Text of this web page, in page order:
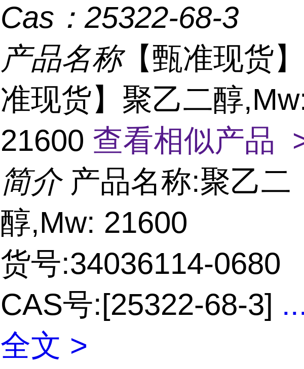
Cas： 25322-68-3
产品名称【甄准现货
准现货】聚乙二醇
21600 查看相似产品
简介 产品名称:聚乙二
醇,Mw: 21600
货号:34036114-0680
CAS号:[25322-68-3]
全文 >